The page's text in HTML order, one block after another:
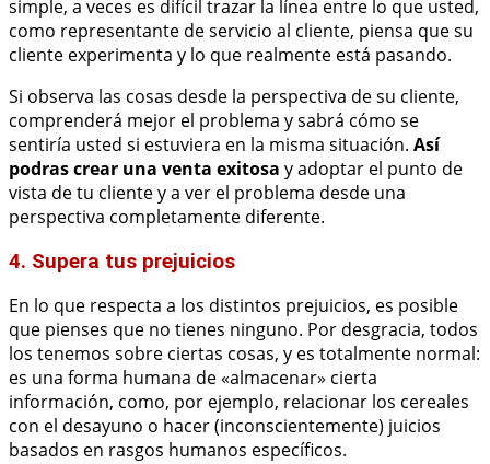
simple, a veces es difícil trazar la línea entre lo que usted,
como representante de servicio al cliente, piensa que su
cliente experimenta y lo que realmente está pasando.
Si observa las cosas desde la perspectiva de su cliente,
comprenderá mejor el problema y sabrá cómo se
sentiría usted si estuviera en la misma situación. Así
podras crear una venta exitosa y adoptar el punto de
vista de tu cliente y a ver el problema desde una
perspectiva completamente diferente.
4. Supera tus prejuicios
En lo que respecta a los distintos prejuicios, es posible
que pienses que no tienes ninguno. Por desgracia, todos
los tenemos sobre ciertas cosas, y es totalmente normal:
es una forma humana de «almacenar» cierta
información, como, por ejemplo, relacionar los cereales
con el desayuno o hacer (inconscientemente) juicios
basados en rasgos humanos específicos.